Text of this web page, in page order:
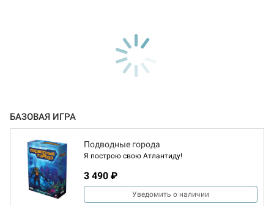
БАЗОВАЯ ИГРА
Подводные города
Я построю свою Атлантиду!
3 490 ₽
Уведомить о наличии